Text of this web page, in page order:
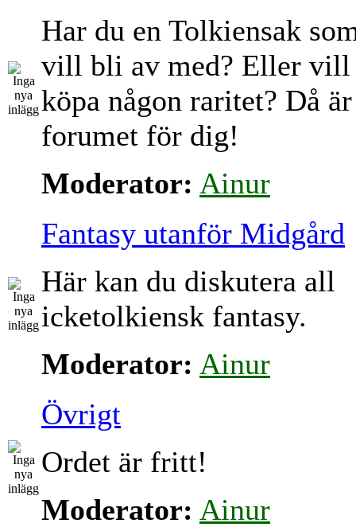
Har du en Tolkiensak
vill bli av med? Eller vill
köpa någon raritet? Då
forumet för dig!
Moderator: Ainur
Fantasy utanför Midgård
Här kan du diskutera all
icketolkiensk fantasy.
Moderator: Ainur
Övrigt
Ordet är fritt!
Moderator: Ainur